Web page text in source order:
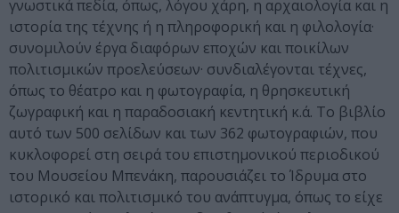
γνωστικά πεδία, όπως, λόγου χάρη, η αρχαιολογία και η
ιστορία της τέχνης ή η πληροφορική και η φιλολογία·
συνομιλούν έργα διαφόρων εποχών και ποικίλων
πολιτισμικών προελεύσεων· συνδιαλέγονται τέχνες,
όπως το θέατρο και η φωτογραφία, η θρησκευτική
ζωγραφική και η παραδοσιακή κεντητική κ.ά. Το βιβλίο
αυτό των 500 σελίδων και των 362 φωτογραφιών, που
κυκλοφορεί στη σειρά του επιστημονικού περιοδικού
του Μουσείου Μπενάκη, παρουσιάζει το Ίδρυμα στο
ιστορικό και πολιτισμικό του ανάπτυγμα, όπως το είχε